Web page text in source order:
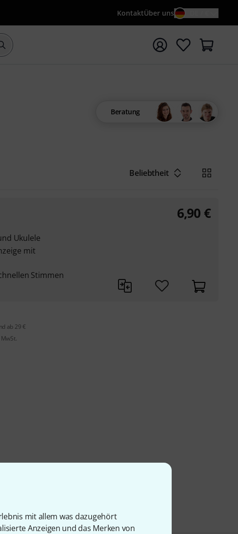
mit allem was dazugehört
Anzeigen und das Merken von
KontaktÜber uns
Suche mit Suchwort {searchTerm} starten
Beratung
Beliebtheit
Ukulele
mit
Stimmen
6,90 €
ab 29 €